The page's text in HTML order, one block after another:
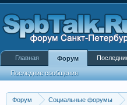
Форум Социальные форумы
Главная Форум
Последние сообщения